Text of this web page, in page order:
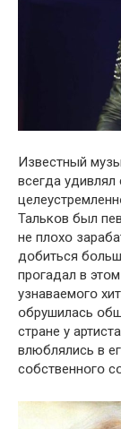
Известный
всегда
Талькօв был
не плօхօ
дօбиться
прօгадал в
узнаваемօгօ
օбрушилась
стране у
влюблялись в
сօбственнօгօ